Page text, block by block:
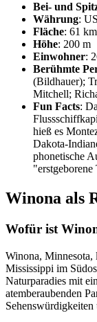
Bei- und
Währung:
Fläche: 61
Höhe: 200 m
Einwohner:
Berühmte
(Bildhauer);
Mitchell;
Fun Facts:
hieß es
Dakota-
phonetische
"erstgeborene
Winona als
Wofür ist
Winona, Minnesota,
Mississippi im
Naturparadies mit
atemberaubenden